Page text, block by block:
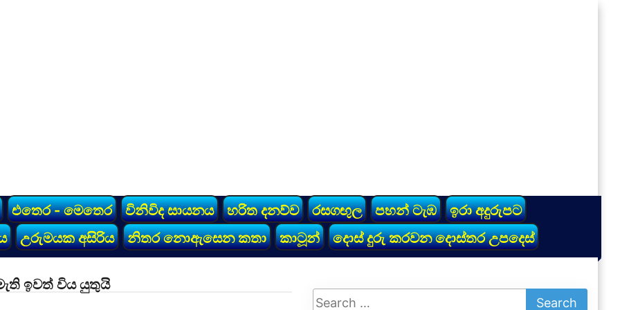
එතෙර - මෙතෙර විනිවිද සායනය හරිත දනව්ව රසගඟුල පහන් ටැඹ
ඉරා අදුරුපට
උරුමයක අසිරිය නිතර නොඇසෙන කතා කාටූන් දොස් දුරු කරවන දොස්තර උපදෙස්
ඉවත් විය යුතුයි